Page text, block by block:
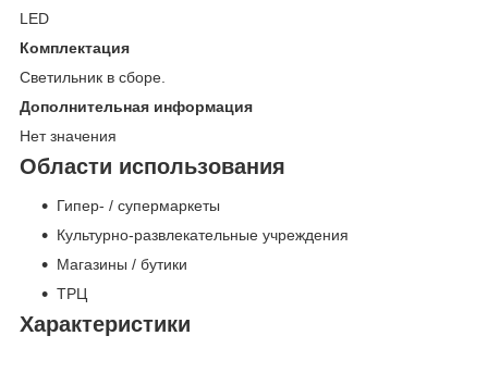
LED
Комплектация
Светильник в сборе.
Дополнительная информация
Нет значения
Области использования
Гипер- / супермаркеты
Культурно-развлекательные учреждения
Магазины / бутики
ТРЦ
Характеристики